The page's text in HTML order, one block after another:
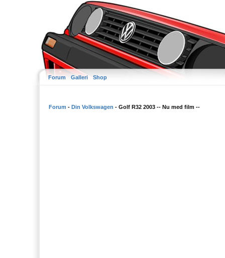
Forum Galleri Shop
Forum - Din Volkswagen - Golf R32 2003 -- Nu med film --